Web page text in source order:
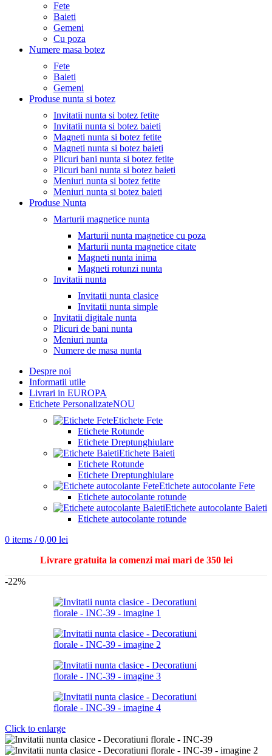
Fete
Baieti
Gemeni
Cu poza
Numere masa botez
Fete
Baieti
Gemeni
Produse nunta si botez
Invitatii nunta si botez fetite
Invitatii nunta si botez baieti
Magneti nunta si botez fetite
Magneti nunta si botez baieti
Plicuri bani nunta si botez fetite
Plicuri bani nunta si botez baieti
Meniuri nunta si botez fetite
Meniuri nunta si botez baieti
Produse Nunta
Marturii magnetice nunta
Marturii nunta magnetice cu poza
Marturii nunta magnetice citate
Magneti nunta inima
Magneti rotunzi nunta
Invitatii nunta
Invitatii nunta clasice
Invitatii nunta simple
Invitatii digitale nunta
Plicuri de bani nunta
Meniuri nunta
Numere de masa nunta
Despre noi
Informatii utile
Livrari in EUROPA
Etichete PersonalizateNOU
Etichete Fete
Etichete Rotunde
Etichete Dreptunghiulare
Etichete Baieti
Etichete Rotunde
Etichete Dreptunghiulare
Etichete autocolante Fete
Etichete autocolante rotunde
Etichete autocolante Baieti
Etichete autocolante rotunde
0 items / 0,00 lei
Livrare gratuita la comenzi mai mari de 350 lei
-22%
Click to enlarge